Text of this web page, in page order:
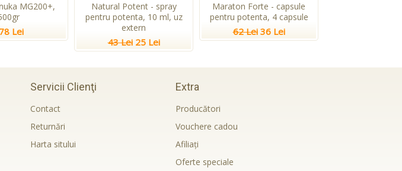
MG200+,
Lei
Natural Potent - spray
pentru potenta, 10 ml, uz
extern
43 Lei 25 Lei
Maraton Forte - capsule
pentru potenta, 4 capsule
62 Lei 36 Lei
Servicii Clienţi
Contact
Returnări
Harta sitului
Extra
Producători
Vouchere cadou
Afiliaţi
Oferte speciale